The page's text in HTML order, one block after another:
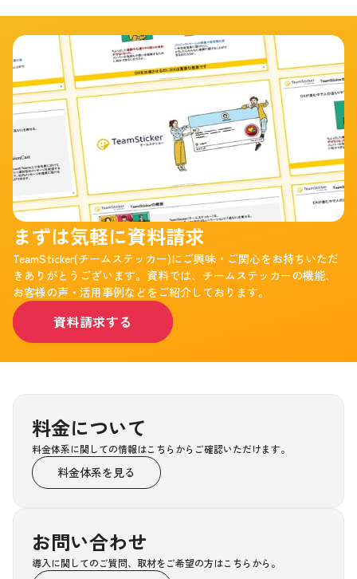
まずは気軽に資料請求
TeamSticker(チームステッカー)にご興味・ご関心をお持ちいただ
きありがとうございます。資料では、チームステッカーの機能、
お客様の声・活用事例などをご紹介しております。
資料請求する
料金について
料金体系に関しての情報はこちらからご確認いただけます。
料金体系を見る
お問い合わせ
導入に関してのご質問、取材をご希望の方はこちらから。